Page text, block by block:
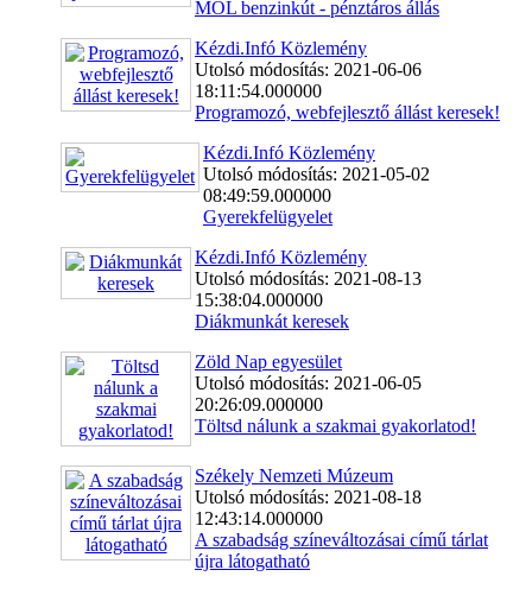
MOL benzinkút - pénztáros állás
Kézdi.Infó Közlemény
Utolsó módosítás: 2021-06-06
18:11:54.000000
Programozó, webfejlesztő állást keresek!
Kézdi.Infó Közlemény
Utolsó módosítás: 2021-05-02
08:49:59.000000
Gyerekfelügyelet
Kézdi.Infó Közlemény
Utolsó módosítás: 2021-08-13
15:38:04.000000
Diákmunkát keresek
Zöld Nap egyesület
Utolsó módosítás: 2021-06-05
20:26:09.000000
Töltsd nálunk a szakmai gyakorlatod!
Székely Nemzeti Múzeum
Utolsó módosítás: 2021-08-18
12:43:14.000000
A szabadság színeváltozásai című tárlat
újra látogatható